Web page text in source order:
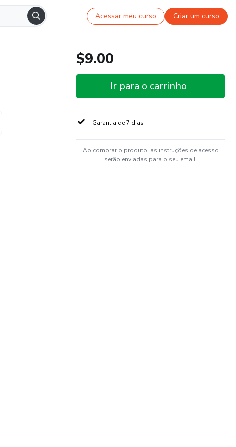
Acessar meu curso Criar um curso
$9.00
Ir para o carrinho
Garantia de 7 dias
Ao comprar o produto, as instruções de acesso
serão enviadas para o seu email.